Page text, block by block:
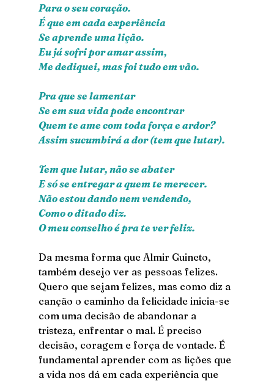
Para o seu coração.
É que em cada experiência
Se aprende uma lição.
Eu já sofri por amar assim,
Me dediquei, mas foi tudo em vão.
Pra que se lamentar
Se em sua vida pode encontrar
Quem te ame com toda força e ardor?
Assim sucumbirá a dor (tem que lutar).
Tem que lutar, não se abater
E só se entregar a quem te merecer.
Não estou dando nem vendendo,
Como o ditado diz.
O meu conselho é pra te ver feliz.
Da mesma forma que Almir Guineto,
também desejo ver as pessoas felizes.
Quero que sejam felizes, mas como diz a
canção o caminho da felicidade inicia-se
com uma decisão de abandonar a
tristeza, enfrentar o mal. É preciso
decisão, coragem e força de vontade. É
fundamental aprender com as lições que
a vida nos dá em cada experiência que